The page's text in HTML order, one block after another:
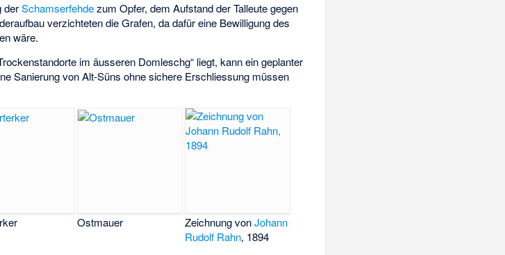
derSchamserfehdezum Opfer, dem Aufstand der Talleute gegen
verzichteten die Grafen, da dafür eine Bewilligung des
wäre.
im äusseren Domleschg“ liegt, kann ein geplanter
Sanierung von Alt-Süns ohne sichere Erschliessung müssen
Ostmauer Zeichnung vonJohann
Rudolf Rahn, 1894